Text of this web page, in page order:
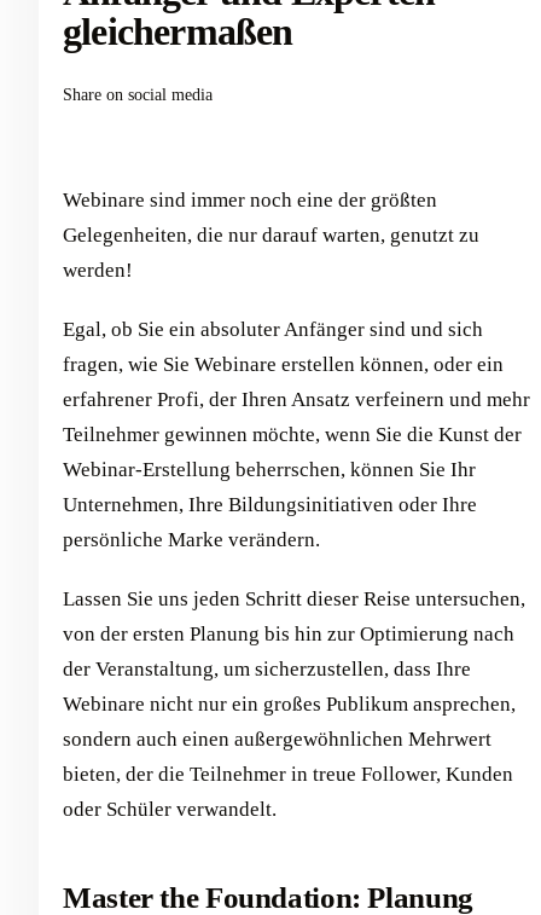
gleichermaßen
Share on social media
Webinare sind immer noch eine der größten
Gelegenheiten, die nur darauf warten, genutzt zu
werden!
Egal, ob Sie ein absoluter Anfänger sind und sich
fragen, wie Sie Webinare erstellen können, oder ein
erfahrener Profi, der Ihren Ansatz verfeinern und mehr
Teilnehmer gewinnen möchte, wenn Sie die Kunst der
Webinar-Erstellung beherrschen, können Sie Ihr
Unternehmen, Ihre Bildungsinitiativen oder Ihre
persönliche Marke verändern.
Lassen Sie uns jeden Schritt dieser Reise untersuchen,
von der ersten Planung bis hin zur Optimierung nach
der Veranstaltung, um sicherzustellen, dass Ihre
Webinare nicht nur ein großes Publikum ansprechen,
sondern auch einen außergewöhnlichen Mehrwert
bieten, der die Teilnehmer in treue Follower, Kunden
oder Schüler verwandelt.
Master the Foundation: Planung